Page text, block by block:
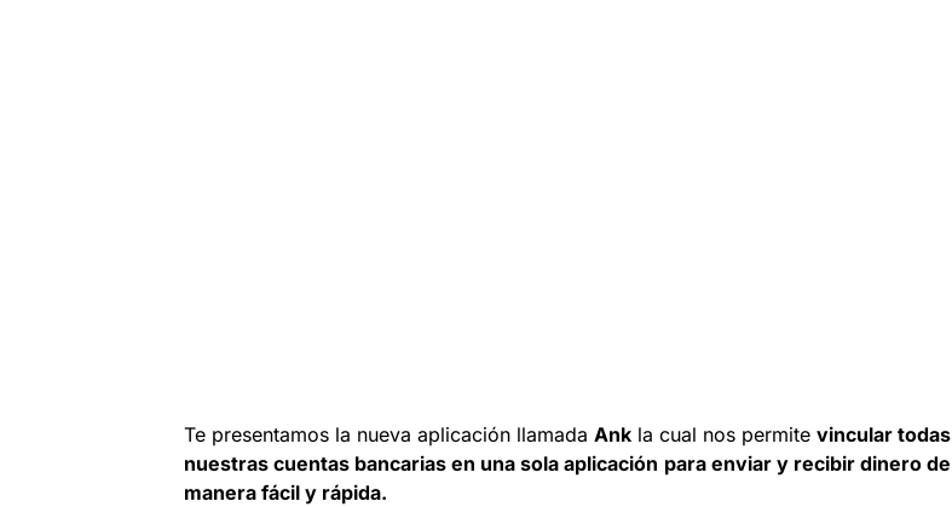
Te presentamos la nueva aplicación llamada Ank la cual nos permite vincular todas
nuestras cuentas bancarias en una sola aplicación para enviar y recibir dinero de
manera fácil y rápida.